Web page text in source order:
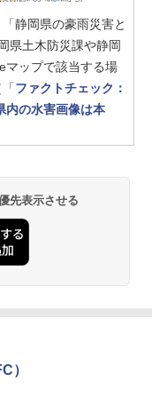
静岡県の豪雨災害と
県土木防災課や静岡
マップで該当する場
ファクトチェック：
内の水害画像は本
先表示させる
）